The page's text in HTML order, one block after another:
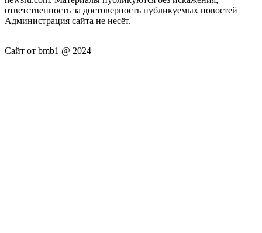
ответственность за достоверность публикуемых новостей
Администрация сайта не несёт.
Сайт от bmb1 @ 2024